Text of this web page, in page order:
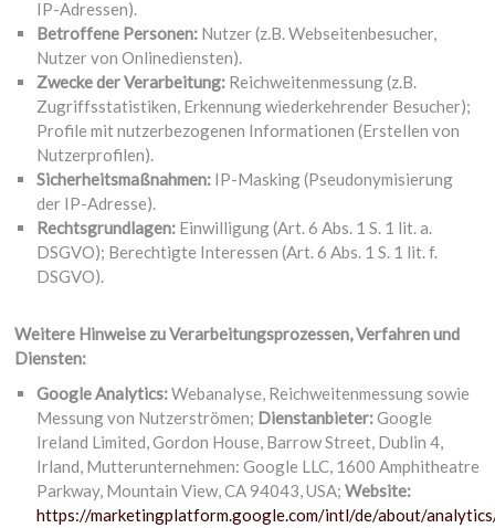
IP-Adressen).
Betroffene Personen: Nutzer (z.B. Webseitenbesucher,
Nutzer von Onlinediensten).
Zwecke der Verarbeitung: Reichweitenmessung (z.B.
Zugriffsstatistiken, Erkennung wiederkehrender Besucher);
Profile mit nutzerbezogenen Informationen (Erstellen von
Nutzerprofilen).
Sicherheitsmaßnahmen: IP-Masking (Pseudonymisierung
der IP-Adresse).
Rechtsgrundlagen: Einwilligung (Art. 6 Abs. 1 S. 1 lit. a.
DSGVO); Berechtigte Interessen (Art. 6 Abs. 1 S. 1 lit. f.
DSGVO).
Weitere Hinweise zu Verarbeitungsprozessen, Verfahren und
Diensten:
Google Analytics:Webanalyse, Reichweitenmessung sowie
Messung von Nutzerströmen; Dienstanbieter:Google
Ireland Limited, Gordon House, Barrow Street, Dublin 4,
Irland, Mutterunternehmen: Google LLC, 1600 Amphitheatre
Parkway, Mountain View, CA 94043, USA;Website:
https://marketingplatform.google.com/intl/de/about/